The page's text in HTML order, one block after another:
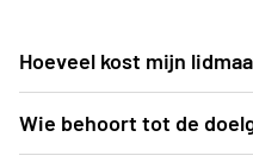
Hoeveel kost mijn
Het lidmaatschap van
bedraagt €42 voor het
Wie behoort tot de